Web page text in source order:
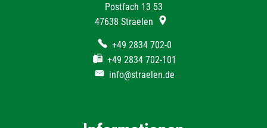
Postfach 13 53
47638 Straelen
+49 2834 702-0
+49 2834 702-101
info@straelen.de